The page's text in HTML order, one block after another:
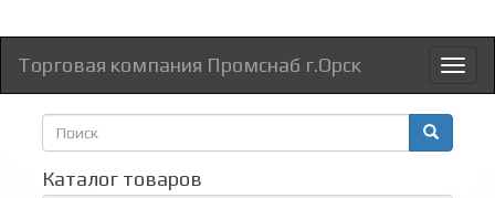
Торговая компания Промснаб г.Орск
Форма
поиска
Каталог товаров